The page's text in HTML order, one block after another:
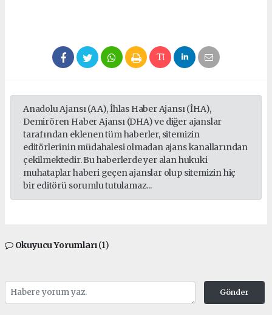
Anadolu Ajansı (AA), İhlas Haber Ajansı (İHA),
Demirören Haber Ajansı (DHA) ve diğer ajanslar
tarafından eklenen tüm haberler, sitemizin
editörlerinin müdahalesi olmadan ajans kanallarından
çekilmektedir. Bu haberlerde yer alan hukuki
muhataplar haberi geçen ajanslar olup sitemizin hiç
bir editörü sorumlu tutulamaz...
Okuyucu Yorumları(1)
Gönder